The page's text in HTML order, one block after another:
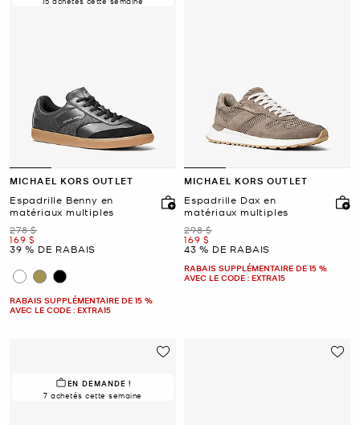
MICHAEL KORS OUTLET
Espadrille Benny en
matériaux multiples
était
278 $
maintenant
169 $
39 % DE RABAIS
RABAIS SUPPLÉMENTAIRE DE 15 %
AVEC LE CODE : EXTRA15
MICHAEL KORS OUTLET
Espadrille Dax en
matériaux multiples
était
298 $
maintenant
169 $
43 % DE RABAIS
RABAIS SUPPLÉMENTAIRE DE 15 %
AVEC LE CODE : EXTRA15
EN DEMANDE !
7 achetés cette semaine